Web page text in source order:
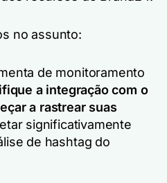
no assunto:
de monitoramento
a integração com o
a rastrear suas
significativamente
de hashtag do